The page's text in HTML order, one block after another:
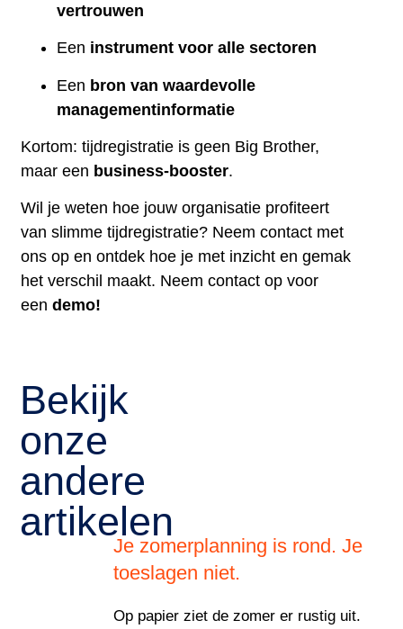
vertrouwen
Een instrument voor alle sectoren
Een bron van waardevolle
managementinformatie
Kortom: tijdregistratie is geen Big Brother,
maar een business-booster.
Wil je weten hoe jouw organisatie profiteert
van slimme tijdregistratie? Neem contact met
ons op en ontdek hoe je met inzicht en gemak
het verschil maakt. Neem contact op voor
eendemo!
Bekijk
onze
andere
artikelen
Je zomerplanning is rond. Je
toeslagen niet.
Op papier ziet de zomer er rustig uit.